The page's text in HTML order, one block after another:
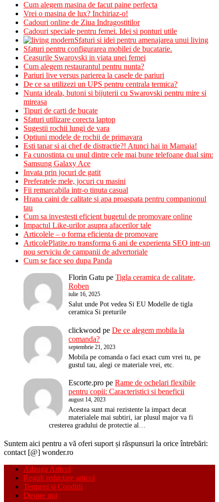
Cum alegem masina de facut paine perfecta
Vrei o masina de lux? Inchiriaz-o!
Cadouri online de Ziua Indragostitilor
Cadouri speciale pentru femei. Idei si ponturi utile
Sfaturi si idei pentru amenajarea unui living
Sfaturi pentru configurarea mobilei de bucatarie.
Ceasurile Swarovski in viata unei femei
Cum alegem restaurantul pentru nunta?
Pariuri live versus parierea la casele de pariuri
De ce sa utilizezi un UPS pentru centrala termica?
Nunta ideala, butoni si bijuterii cu Swarovski pentru mire si
mireasa
Tipuri de carti de bucate
Sfaturi utilizare corecta laptop
Sugestii rochii lungi de vara
Optiuni modele de rochii de primavara
Esti tanar si ai chef de distractie?! Atunci hai in Mamaia!
Fa cunostinta cu unul dintre cele mai bune telefoane dual sim:
Samsung Galaxy Ace
Invata prin jocuri de gatit
Preferatele mele, jocuri cu masini
Fii remarcabila intr-o tinuta casual
Hrana caini de calitate si apa proaspata pentru companionul
tau
Cum sa investesti eficient bugetul de promovare online
Impactul Like-urilor asupra afacerilor tale
Articolele – o forma eficienta de promovare
ArticolePlatite.ro transforma 6 ani de experienta SEO intr-un
nou serviciu de campanii de advertoriale
Cum se face seo dupa Panda
Florin Gatu pe Tigla ceramica de calitate,
Roben
iulie 16, 2025
Salut unde Pot vedea Si EU Modelle de tigla
ceramica Si preturile
clickwood pe De ce alegem mobila la
comanda?
septembrie 21, 2023
Mobila pe comanda o faci exact cum vrei tu, pe
gustul tau, alegi ce materiale vrei, etc.
Escorte.pro pe Rame de ochelari flexibile
pentru copii: Caracteristici si beneficii
august 14, 2023
Acestea sunt mai rezistente la impact decat
materialele mai subtiri, iar plusul major va fi
cresterea gradului de protectie al…
Suntem aici pentru a vă oferi suport și răspunsuri la orice întrebări:
contact [@] wonder.ro
Adauga Articol
Reguli redactare articol
Termeni si Conditii
Despre noi